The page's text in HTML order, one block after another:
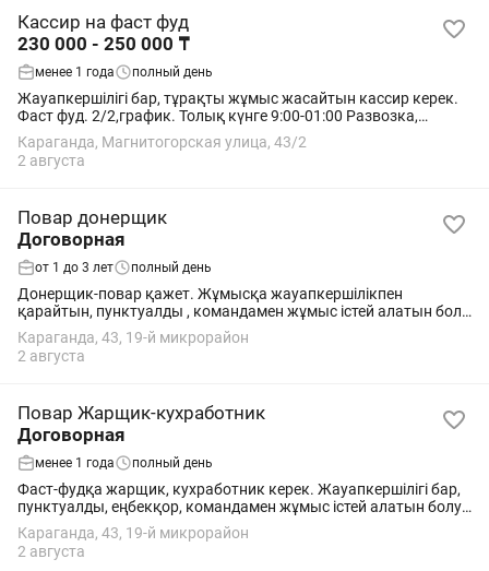
Кассир на фаст фуд
230 000 - 250 000 ₸
менее 1 года полный день
Жауапкершілігі бар, тұрақты жұмыс жасайтын кассир керек.
Фаст фуд. 2/2,график. Толық күнге 9:00-01:00 Развозка,
питание бар.
Караганда, Магнитогорская улица, 43/2
2 августа
Повар донерщик
Договорная
от 1 до 3 лет полный день
Донерщик-повар қажет. Жұмысқа жауапкершілікпен
қарайтын, пунктуалды , командамен жұмыс істей алатын болу
керек. Жасы 18-35 аралығында. Опытпен керек. Жұмыс
уақыты 09:00-01:00, 2/2 Жалақы аптасына...
Караганда, 43, 19-й микрорайон
2 августа
Повар Жарщик-кухработник
Договорная
менее 1 года полный день
Фаст-фудқа жарщик, кухработник керек. Жауапкершілігі бар,
пунктуалды, еңбекқор, командамен жұмыс істей алатын болу
керек. Жасы 18-35 аралығында. Жалақы аптасында беріледі.
Жұмыс уақыты 09:00-01:00...
Караганда, 43, 19-й микрорайон
2 августа